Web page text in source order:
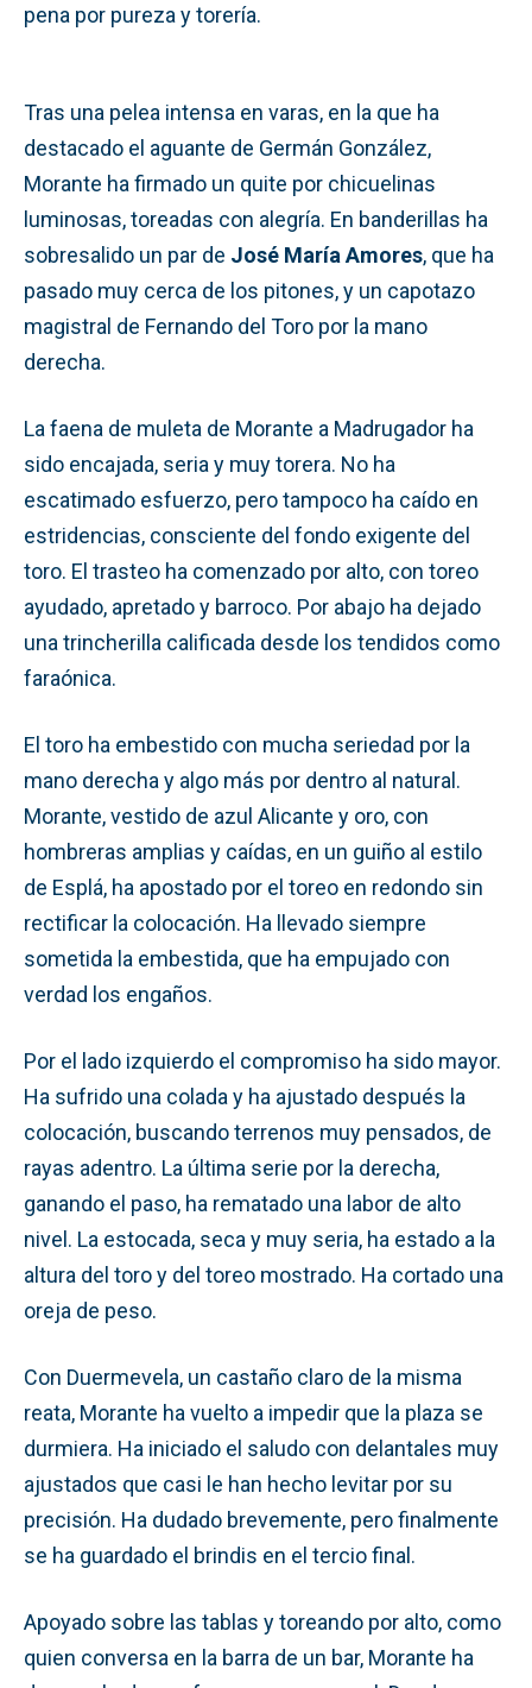
pena por pureza y torería.
Tras una pelea intensa en varas, en la que ha
destacado el aguante de Germán González,
Morante ha firmado un quite por chicuelinas
luminosas, toreadas con alegría. En banderillas ha
sobresalido un par de José María Amores, que ha
pasado muy cerca de los pitones, y un capotazo
magistral de Fernando del Toro por la mano
derecha.
La faena de muleta de Morante a Madrugador ha
sido encajada, seria y muy torera. No ha
escatimado esfuerzo, pero tampoco ha caído en
estridencias, consciente del fondo exigente del
toro. El trasteo ha comenzado por alto, con toreo
ayudado, apretado y barroco. Por abajo ha dejado
una trincherilla calificada desde los tendidos como
faraónica.
El toro ha embestido con mucha seriedad por la
mano derecha y algo más por dentro al natural.
Morante, vestido de azul Alicante y oro, con
hombreras amplias y caídas, en un guiño al estilo
de Esplá, ha apostado por el toreo en redondo sin
rectificar la colocación. Ha llevado siempre
sometida la embestida, que ha empujado con
verdad los engaños.
Por el lado izquierdo el compromiso ha sido mayor.
Ha sufrido una colada y ha ajustado después la
colocación, buscando terrenos muy pensados, de
rayas adentro. La última serie por la derecha,
ganando el paso, ha rematado una labor de alto
nivel. La estocada, seca y muy seria, ha estado a la
altura del toro y del toreo mostrado. Ha cortado una
oreja de peso.
Con Duermevela, un castaño claro de la misma
reata, Morante ha vuelto a impedir que la plaza se
durmiera. Ha iniciado el saludo con delantales muy
ajustados que casi le han hecho levitar por su
precisión. Ha dudado brevemente, pero finalmente
se ha guardado el brindis en el tercio final.
Apoyado sobre las tablas y toreando por alto, como
quien conversa en la barra de un bar, Morante ha